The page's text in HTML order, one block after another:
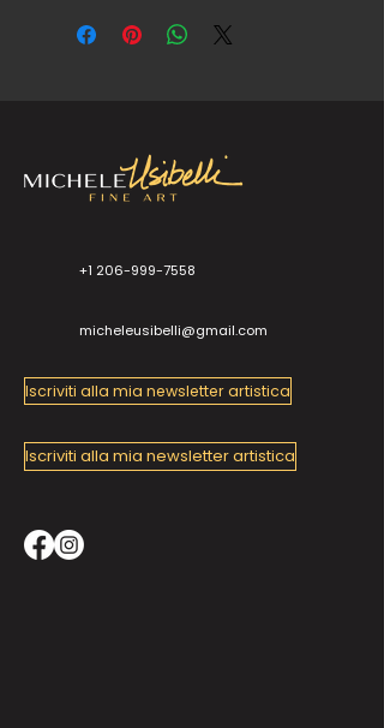
+1 206-999-7558
micheleusibelli@gmail.com
Iscriviti alla mia newsletter artistica
Iscriviti alla mia newsletter artistica